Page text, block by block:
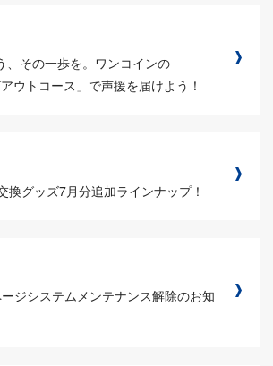
、その一歩を。ワンコインの
ウトコース」で声援を届けよう！
換グッズ7月分追加ラインナップ！
ジシステムメンテナンス解除のお知